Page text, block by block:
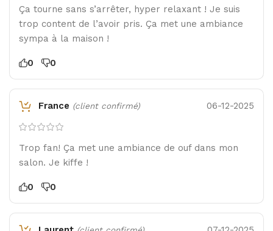
Ça tourne sans s’arrêter, hyper relaxant ! Je suis
trop content de l’avoir pris. Ça met une ambiance
sympa à la maison !
0 0
France (client confirmé) 06-12-2025
Trop fan! Ça met une ambiance de ouf dans mon
salon. Je kiffe !
0 0